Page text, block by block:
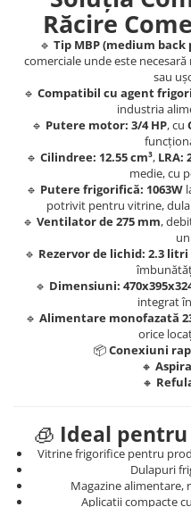
Răcire
🔹 Tip MBP (medium back
comerciale unde este
sau
🔹 Compatibil cu agent
industria
🔹 Putere motor: 3/4 HP, cu
🔹 Cilindree: 12.55 cm³, LRA:
medie, cu
🔹 Putere frigorifică: 1063W
potrivit pentru vitrine,
🔹 Ventilator de 275 mm,
🔹 Rezervor de lichid: 2.3 litri
🔹 Dimensiuni:
integrat
🔹 Alimentare monofazată
orice
📦Conexiuni
🔸
🔸
🧊 Ideal
Vitrine frigorifice pentru
Dulapuri
Magazine
Aplicații compacte